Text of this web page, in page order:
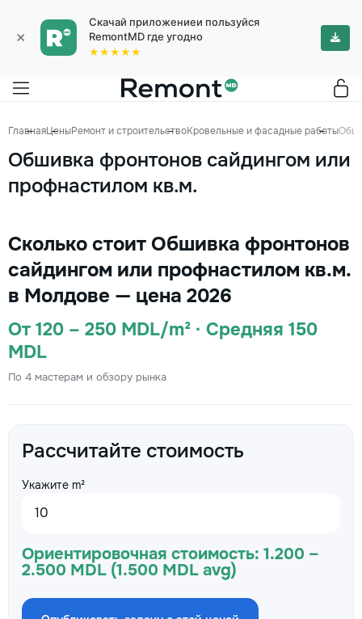
×
Скачай приложениеи пользуйся
RemontMD где угодно
★★★★★
ГлавнаяЦеныРемонт и строительствоКровельные и фасадные работы
Обшивка фронтонов сайдингом или
профнастилом кв.м.
Сколько стоит Обшивка фронтонов
сайдингом или профнастилом кв.м.
в Молдове — цена 2026
От 120 – 250 MDL/m² · Средняя 150
MDL
По 4 мастерам и обзору рынка
Рассчитайте стоимость
Укажите m²
Ориентировочная стоимость: 1.200 –
2.500 MDL (1.500 MDL avg)